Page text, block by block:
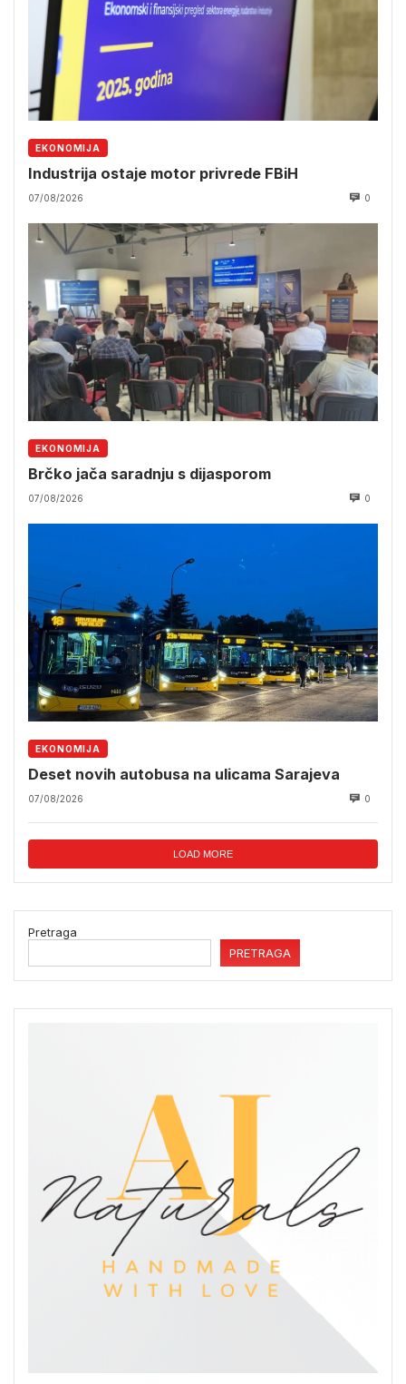
EKONOMIJA
Industrija ostaje motor privrede FBiH
07/08/2026 0
EKONOMIJA
Brčko jača saradnju s dijasporom
07/08/2026 0
EKONOMIJA
Deset novih autobusa na ulicama Sarajeva
07/08/2026 0
LOAD MORE
Pretraga
PRETRAGA